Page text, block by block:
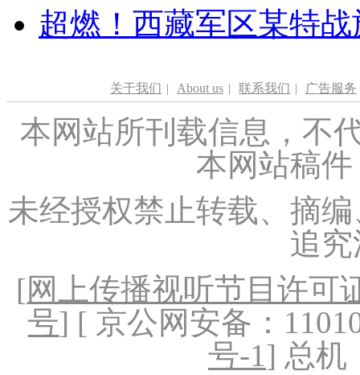
超燃！西藏军区某特
关于我们 | About us | 联系我们 | 广告服务
本网站所刊载信息，不
本网站稿
未经授权禁止转载、摘
追
[网上传播视听节目许可
号] [ 京公网安备：
号-1] 总机